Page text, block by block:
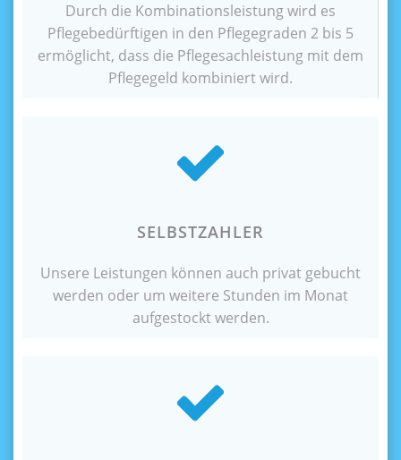
Durch die Kombinationsleistung wird es
Pflegebedürftigen in den Pflegegraden 2 bis 5
ermöglicht, dass die Pflegesachleistung mit dem
Pflegegeld kombiniert wird.
SELBSTZAHLER
Unsere Leistungen können auch privat gebucht
werden oder um weitere Stunden im Monat
aufgestockt werden.